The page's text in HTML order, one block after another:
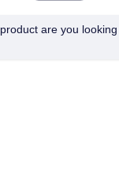
are you looking